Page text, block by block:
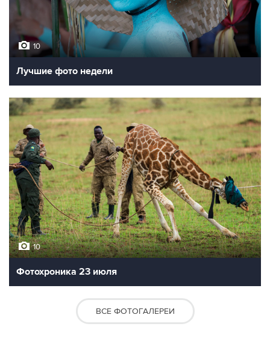
10
Лучшие фото недели
10
Фотохроника 23 июля
ВСЕ ФОТОГАЛЕРЕИ